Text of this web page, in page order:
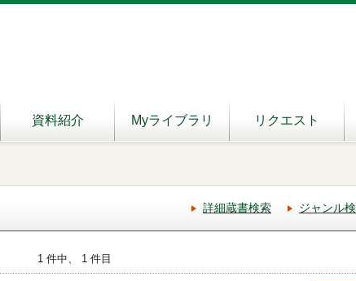
資料紹介 Myライブラリ リクエスト
詳細蔵書検索 ジャンル
1 件中、 1 件目